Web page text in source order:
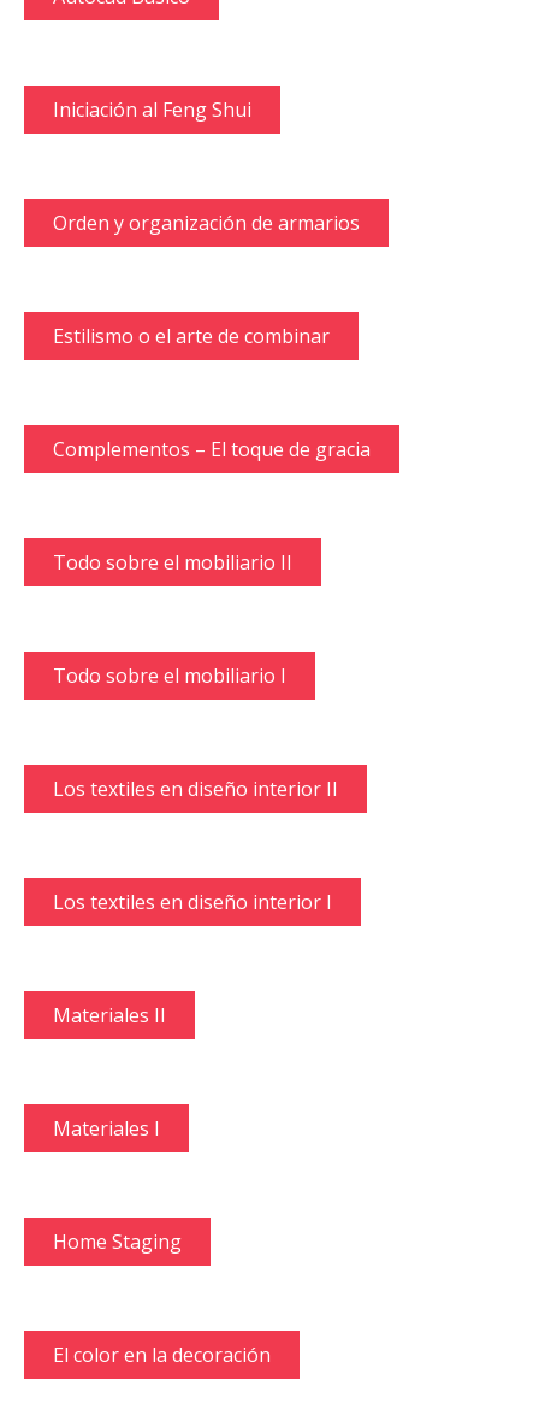
Iniciación al Feng Shui
Orden y organización de armarios
Estilismo o el arte de combinar
Complementos – El toque de gracia
Todo sobre el mobiliario II
Todo sobre el mobiliario I
Los textiles en diseño interior II
Los textiles en diseño interior I
Materiales II
Materiales I
Home Staging
El color en la decoración